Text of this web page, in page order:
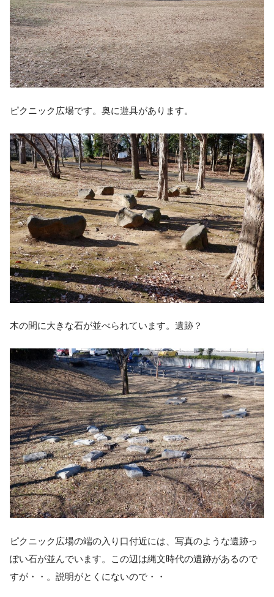
ピクニック広場です。奥に遊具があります。
木の間に大きな石が並べられています。遺跡？
ピクニック広場の端の入り口付近には、写真のような遺跡っ
ぽい石が並んでいます。この辺は縄文時代の遺跡があるので
すが・・。説明がとくにないので・・